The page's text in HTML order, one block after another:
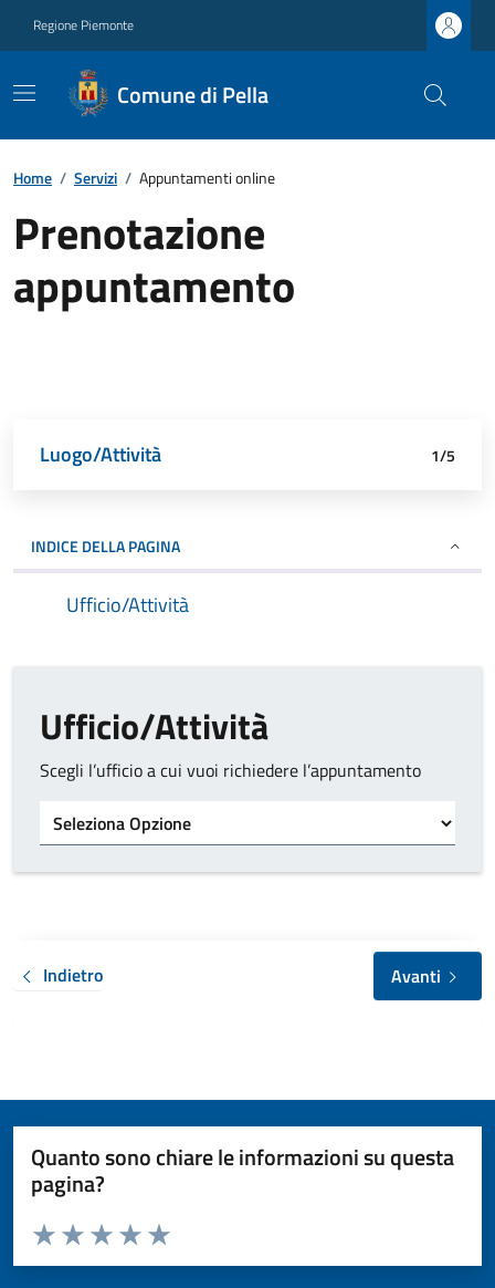
Regione Piemonte
Comune di Pella
Home / Servizi / Appuntamenti online
Prenotazione
appuntamento
Luogo/Attività
Dettagli appuntamento
Richiedente
Data e orario
Riepilogo 1/5
INDICE DELLA PAGINA
Ufficio/Attività
Ufficio/Attività
Scegli l’ufficio a cui vuoi richiedere l’appuntamento
Indietro Avanti
Quanto sono chiare le informazioni su questa
pagina?
Valuta da 1 a 5 stelle la pagina
Valuta 5 stelle su 5
Valuta 4 stelle su 5
Valuta 3 stelle su 5
Valuta 2 stelle su 5
Valuta 1 stelle su 5